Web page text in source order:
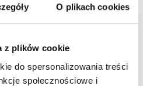
O plikach cookies
z plików cookie
do spersonalizowania treści
społecznościowe i